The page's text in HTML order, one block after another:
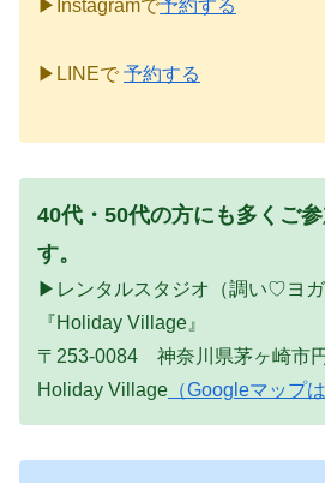
▶Instagramで予約する
▶LINEで 予約する
40代・50代の方にも多くご
す。
▶レンタルスタジオ（調い♡ヨガ
『Holiday Village』
〒253-0084 神奈川県茅ヶ崎市
Holiday Village （Googleマップ